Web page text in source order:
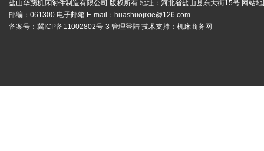
盐山华蒴机床附件制造有限公司 版权所有 地址：河北省盐山县东大街15号 网站
邮编：061300 电子邮箱 E-mail： huashuojixie@126.com
备案号： 冀ICP备11002802号-3 管理登陆 技术支持： 机床商务网